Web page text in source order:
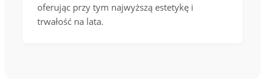
oferując przy tym najwyższą estetykę i
trwałość na lata.